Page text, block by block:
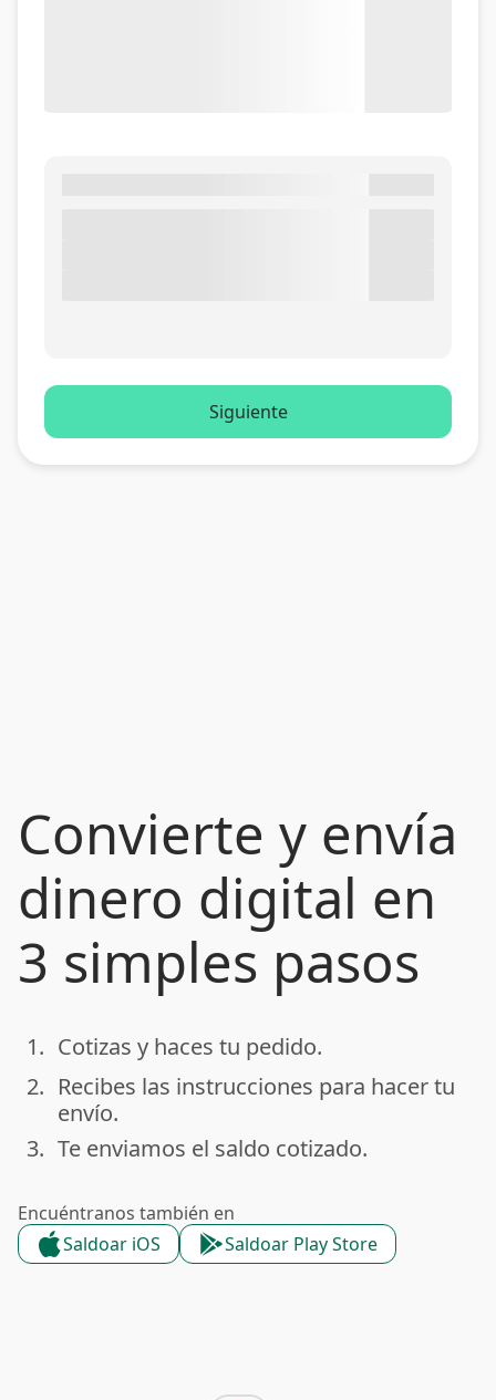
Convierte y envía
dinero digital en
3 simples pasos
done
1. Cotizas y haces tu pedido.
done
2. Recibes las instrucciones para hacer tu
envío.
done
3. Te enviamos el saldo cotizado.
Encuéntranos también en
Saldoar iOS
Saldoar Play Store
Siguiente